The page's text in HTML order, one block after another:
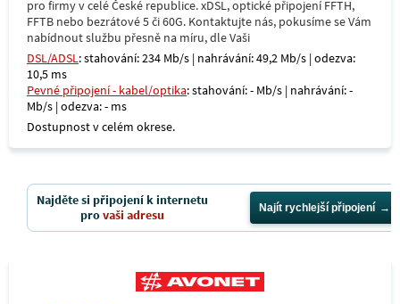
pro firmy v celé České republice. xDSL, optické připojení FFTH,
FFTB nebo bezrátové 5 či 60G. Kontaktujte nás, pokusíme se Vám
nabídnout službu přesně na míru, dle Vaši
DSL/ADSL: stahování: 234 Mb/s | nahrávání: 49,2 Mb/s | odezva:
10,5 ms
Pevné připojení - kabel/optika: stahování: - Mb/s | nahrávání: -
Mb/s | odezva: - ms
Dostupnost v celém okrese.
Najděte si připojení k internetu
provaši adresu Najít rychlejší připojení